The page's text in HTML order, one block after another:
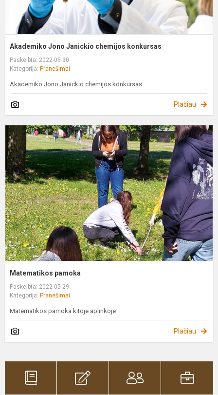
Akademiko Jono Janickio chemijos konkursas
Paskelbta: 2022-05-30
Kategorija: Pranešimai
Akademiko Jono Janickio chemijos konkursas
Plačiau
Matematikos pamoka
Paskelbta: 2022-05-29
Kategorija: Pranešimai
Matematikos pamoka kitoje aplinkoje
Plačiau